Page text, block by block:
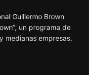
Guillermo Brown
un programa de
medianas empresas.